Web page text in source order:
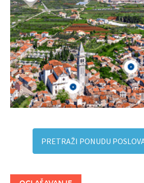
PRETRAŽI PONUDU